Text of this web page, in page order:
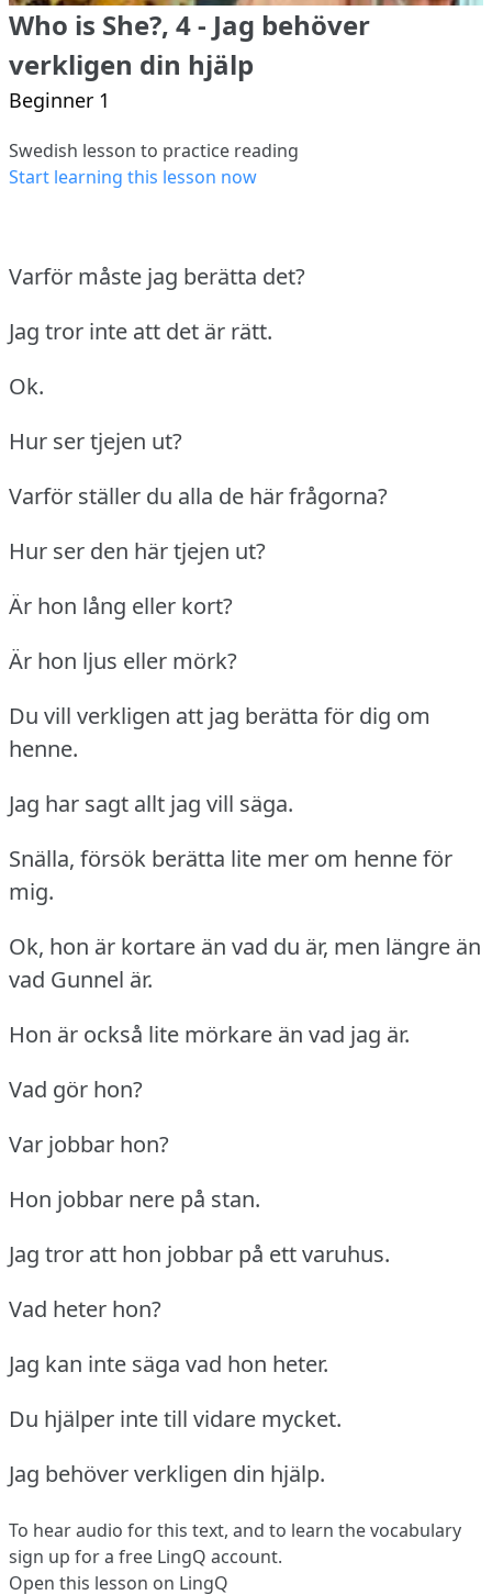
Who is She?, 4 - Jag behöver
verkligen din hjälp
Beginner 1
Swedish lesson to practice reading
Start learning this lesson now
Varför måste jag berätta det?
Jag tror inte att det är rätt.
Ok.
Hur ser tjejen ut?
Varför ställer du alla de här frågorna?
Hur ser den här tjejen ut?
Är hon lång eller kort?
Är hon ljus eller mörk?
Du vill verkligen att jag berätta för dig om
henne.
Jag har sagt allt jag vill säga.
Snälla, försök berätta lite mer om henne för
mig.
Ok, hon är kortare än vad du är, men längre än
vad Gunnel är.
Hon är också lite mörkare än vad jag är.
Vad gör hon?
Var jobbar hon?
Hon jobbar nere på stan.
Jag tror att hon jobbar på ett varuhus.
Vad heter hon?
Jag kan inte säga vad hon heter.
Du hjälper inte till vidare mycket.
Jag behöver verkligen din hjälp.
To hear audio for this text, and to learn the vocabulary
sign up for a free LingQ account.
Open this lesson on LingQ